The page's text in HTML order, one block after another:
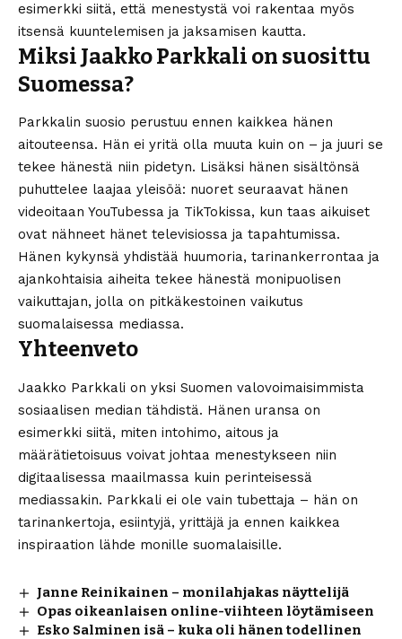
esimerkki siitä, että menestystä voi rakentaa myös
itsensä kuuntelemisen ja jaksamisen kautta.
Miksi Jaakko Parkkali on suosittu
Suomessa?
Parkkalin suosio perustuu ennen kaikkea hänen
aitouteensa. Hän ei yritä olla muuta kuin on – ja juuri se
tekee hänestä niin pidetyn. Lisäksi hänen sisältönsä
puhuttelee laajaa yleisöä: nuoret seuraavat hänen
videoitaan YouTubessa ja TikTokissa, kun taas aikuiset
ovat nähneet hänet televisiossa ja tapahtumissa.
Hänen kykynsä yhdistää huumoria, tarinankerrontaa ja
ajankohtaisia aiheita tekee hänestä monipuolisen
vaikuttajan, jolla on pitkäkestoinen vaikutus
suomalaisessa mediassa.
Yhteenveto
Jaakko Parkkali on yksi Suomen valovoimaisimmista
sosiaalisen median tähdistä. Hänen uransa on
esimerkki siitä, miten intohimo, aitous ja
määrätietoisuus voivat johtaa menestykseen niin
digitaalisessa maailmassa kuin perinteisessä
mediassakin. Parkkali ei ole vain tubettaja – hän on
tarinankertoja, esiintyjä, yrittäjä ja ennen kaikkea
inspiraation lähde monille suomalaisille.
Janne Reinikainen – monilahjakas näyttelijä
Opas oikeanlaisen online-viihteen löytämiseen
Esko Salminen isä – kuka oli hänen todellinen